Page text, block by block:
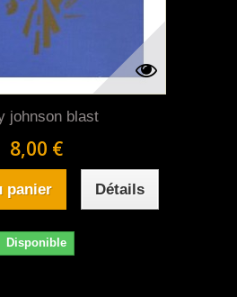
johnson blast
8,00 €
panier Détails
Disponible